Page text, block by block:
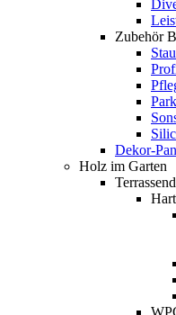
Zubehör
Dekor-
Holz im Garten